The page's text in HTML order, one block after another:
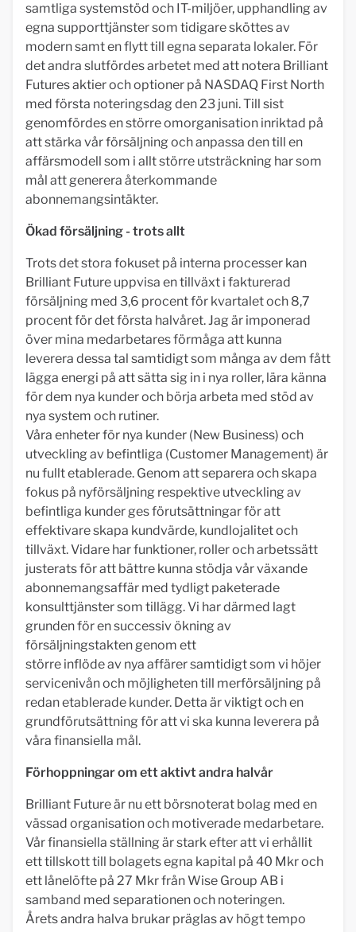
samtliga systemstöd och IT-miljöer, upphandling av
egna supporttjänster som tidigare sköttes av
modern samt en flytt till egna separata lokaler. För
det andra slutfördes arbetet med att notera Brilliant
Futures aktier och optioner på NASDAQ First North
med första noteringsdag den 23 juni. Till sist
genomfördes en större omorganisation inriktad på
att stärka vår försäljning och anpassa den till en
affärsmodell som i allt större utsträckning har som
mål att generera återkommande
abonnemangsintäkter.
Ökad försäljning - trots allt
Trots det stora fokuset på interna processer kan
Brilliant Future uppvisa en tillväxt i fakturerad
försäljning med 3,6 procent för kvartalet och 8,7
procent för det första halvåret. Jag är imponerad
över mina medarbetares förmåga att kunna
leverera dessa tal samtidigt som många av dem fått
lägga energi på att sätta sig in i nya roller, lära känna
för dem nya kunder och börja arbeta med stöd av
nya system och rutiner.
Våra enheter för nya kunder (New Business) och
utveckling av befintliga (Customer Management) är
nu fullt etablerade. Genom att separera och skapa
fokus på nyförsäljning respektive utveckling av
befintliga kunder ges förutsättningar för att
effektivare skapa kundvärde, kundlojalitet och
tillväxt. Vidare har funktioner, roller och arbetssätt
justerats för att bättre kunna stödja vår växande
abonnemangsaffär med tydligt paketerade
konsulttjänster som tillägg. Vi har därmed lagt
grunden för en successiv ökning av
försäljningstakten genom ett
större inflöde av nya affärer samtidigt som vi höjer
servicenivån och möjligheten till merförsäljning på
redan etablerade kunder. Detta är viktigt och en
grundförutsättning för att vi ska kunna leverera på
våra finansiella mål.
Förhoppningar om ett aktivt andra halvår
Brilliant Future är nu ett börsnoterat bolag med en
vässad organisation och motiverade medarbetare.
Vår finansiella ställning är stark efter att vi erhållit
ett tillskott till bolagets egna kapital på 40 Mkr och
ett lånelöfte på 27 Mkr från Wise Group AB i
samband med separationen och noteringen.
Årets andra halva brukar präglas av högt tempo